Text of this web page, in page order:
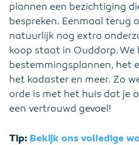
plannen een bezichtiging
bespreken. Eenmaal terug
natuurlijk nog extra
koop staat in Ouddorp. We
bestemmingsplannen, het
het kadaster en meer. Zo
orde is met het huis dat je
een vertrouwd gevoel!
Tip: Bekijk ons volledige